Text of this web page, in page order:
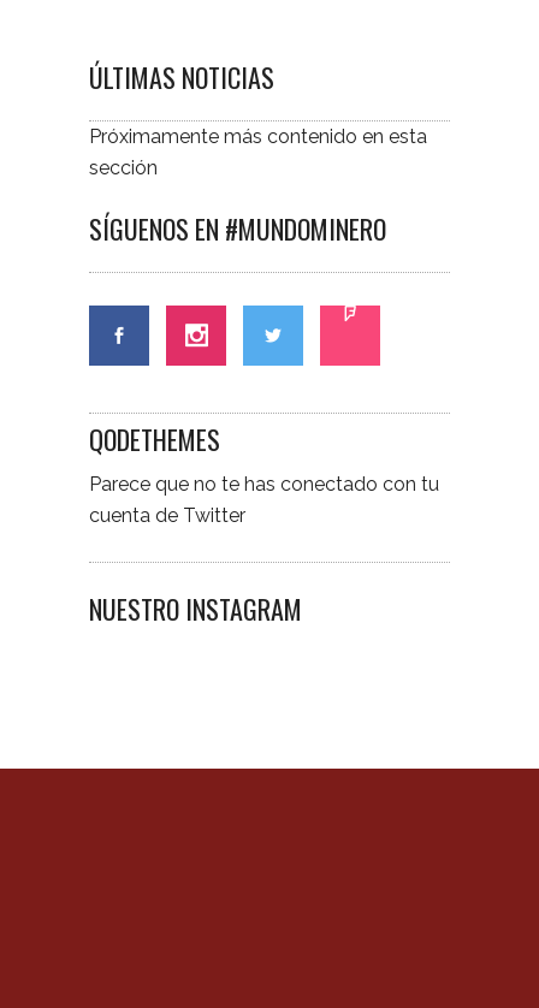
ÚLTIMAS NOTICIAS
Próximamente más contenido en esta
sección
SÍGUENOS EN #MUNDOMINERO
QODETHEMES
Parece que no te has conectado con tu
cuenta de Twitter
NUESTRO INSTAGRAM